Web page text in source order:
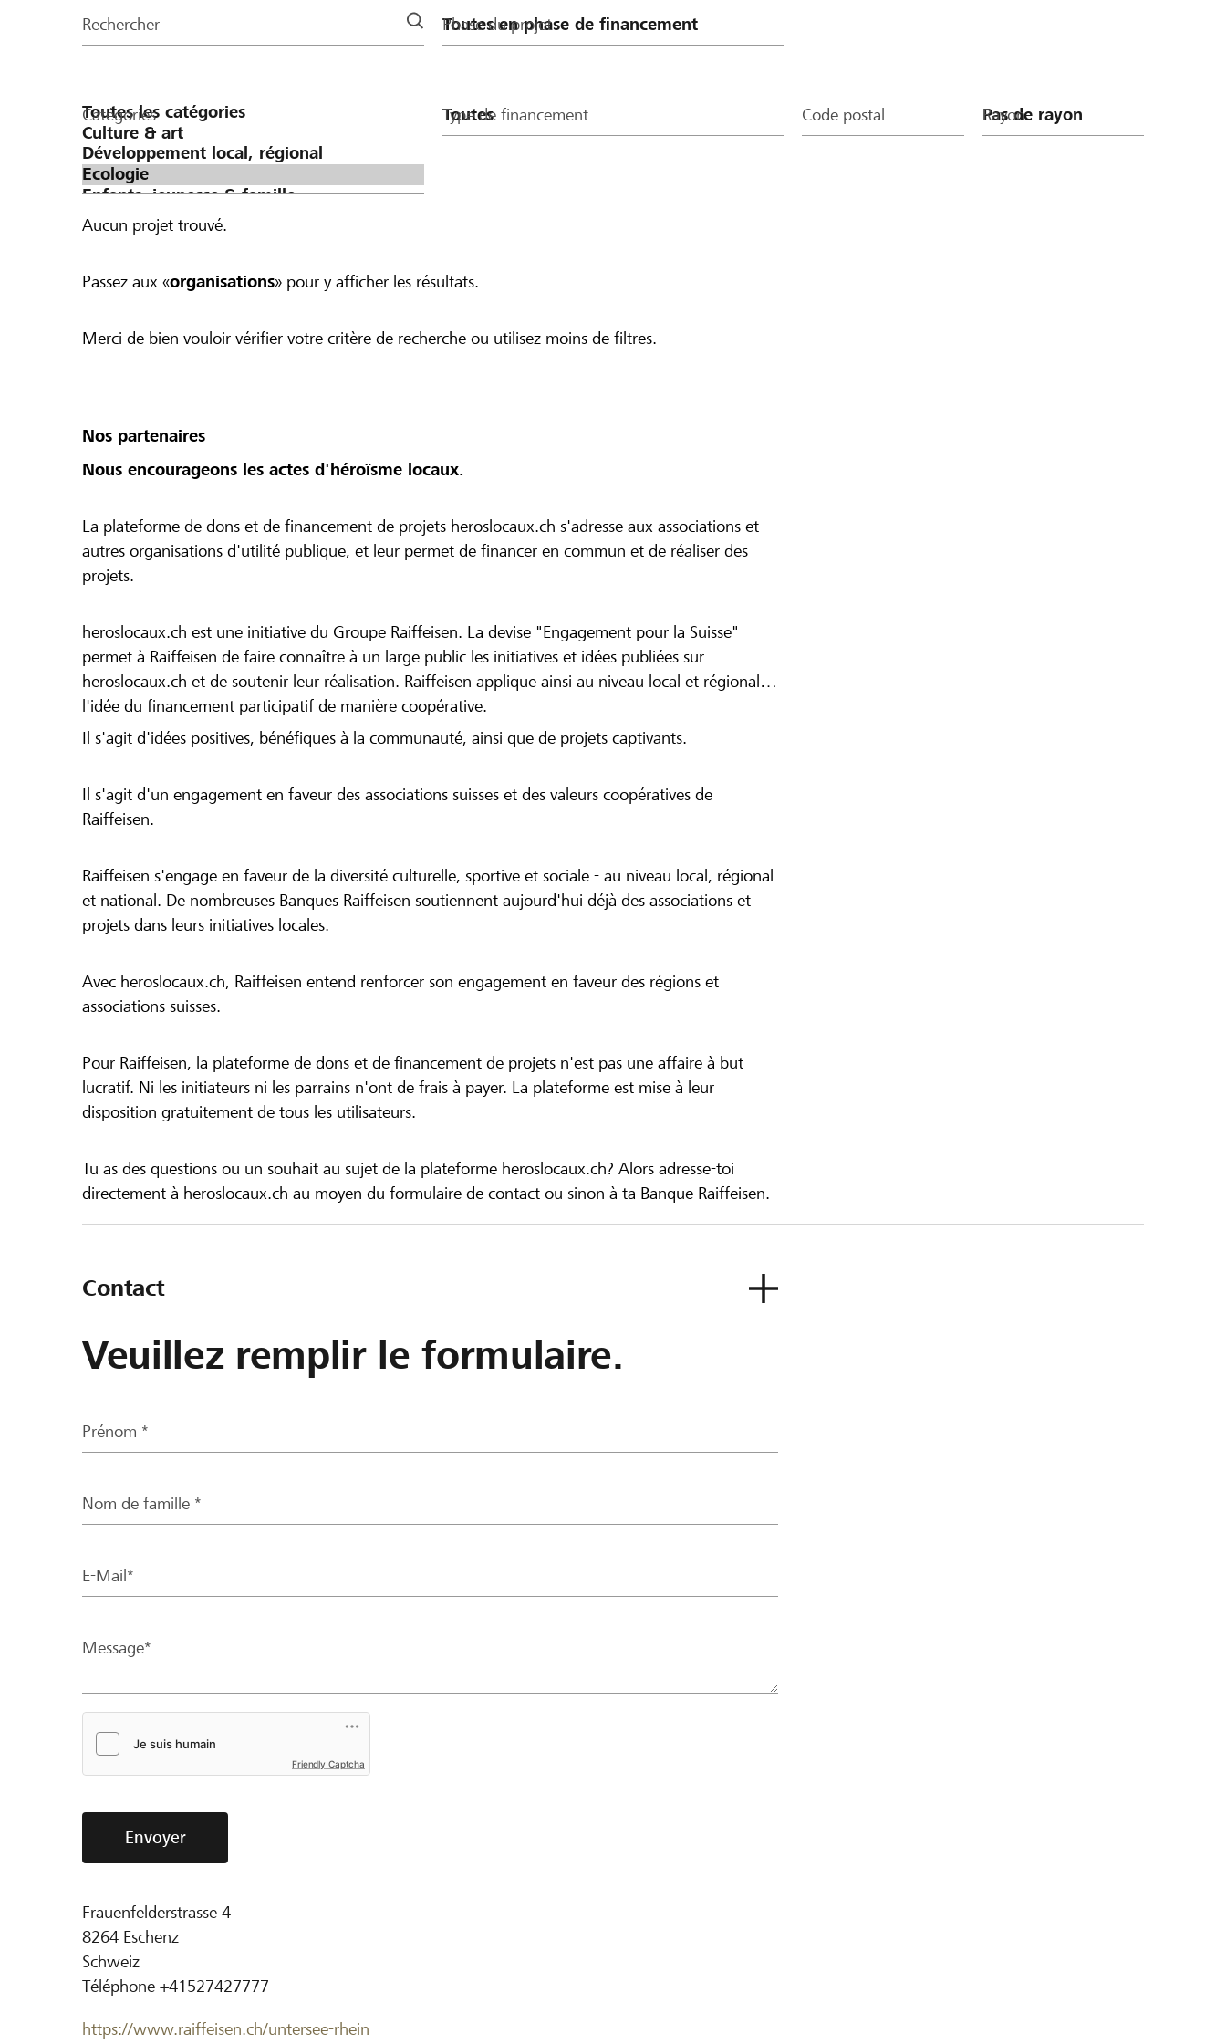
la
Rechercher Phase du projet
Catégories Type de financement Code postal Rayon
Aucun projet trouvé.
Passez aux «organisations» pour y afficher les résultats.
Merci de bien vouloir vérifier votre critère de recherche ou utilisez moins de filtres.
Nos partenaires
Nous encourageons les actes d'héroïsme locaux.
La plateforme de dons et de financement de projets heroslocaux.ch s'adresse aux associations et
autres organisations d'utilité publique, et leur permet de financer en commun et de réaliser des
projets.
heroslocaux.ch est une initiative du Groupe Raiffeisen. La devise "Engagement pour la Suisse"
permet à Raiffeisen de faire connaître à un large public les initiatives et idées publiées sur
heroslocaux.ch et de soutenir leur réalisation. Raiffeisen applique ainsi au niveau local et régional
l'idée du financement participatif de manière coopérative.
Il s'agit d'idées positives, bénéfiques à la communauté, ainsi que de projets captivants.
Il s'agit d'un engagement en faveur des associations suisses et des valeurs coopératives de
Raiffeisen.
Raiffeisen s'engage en faveur de la diversité culturelle, sportive et sociale - au niveau local, régional
et national. De nombreuses Banques Raiffeisen soutiennent aujourd'hui déjà des associations et
projets dans leurs initiatives locales.
Avec heroslocaux.ch, Raiffeisen entend renforcer son engagement en faveur des régions et
associations suisses.
Pour Raiffeisen, la plateforme de dons et de financement de projets n'est pas une affaire à but
lucratif. Ni les initiateurs ni les parrains n'ont de frais à payer. La plateforme est mise à leur
disposition gratuitement de tous les utilisateurs.
Tu as des questions ou un souhait au sujet de la plateforme heroslocaux.ch? Alors adresse-toi
directement à heroslocaux.ch au moyen du formulaire de contact ou sinon à ta Banque Raiffeisen.
Contact
Veuillez remplir le formulaire.
Prénom *
Nom de famille *
E-Mail*
Message*
Friendly Captcha
Envoyer
Frauenfelderstrasse 4
8264 Eschenz
Schweiz
Téléphone +41527427777
https://www.raiffeisen.ch/untersee-rhein